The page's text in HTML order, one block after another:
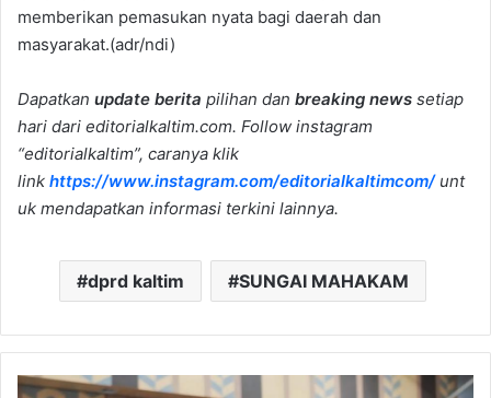
memberikan pemasukan nyata bagi daerah dan
masyarakat.(adr/ndi)
Dapatkan update berita pilihan dan breaking news setiap
hari dari editorialkaltim.com. Follow instagram
“editorialkaltim”, caranya klik
link https://www.instagram.com/editorialkaltimcom/unt
uk mendapatkan informasi terkini lainnya.
dprd kaltim SUNGAI MAHAKAM
APBD